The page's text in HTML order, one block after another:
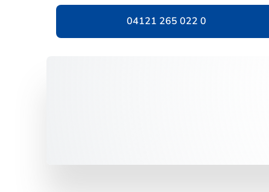
04121 265 022 0